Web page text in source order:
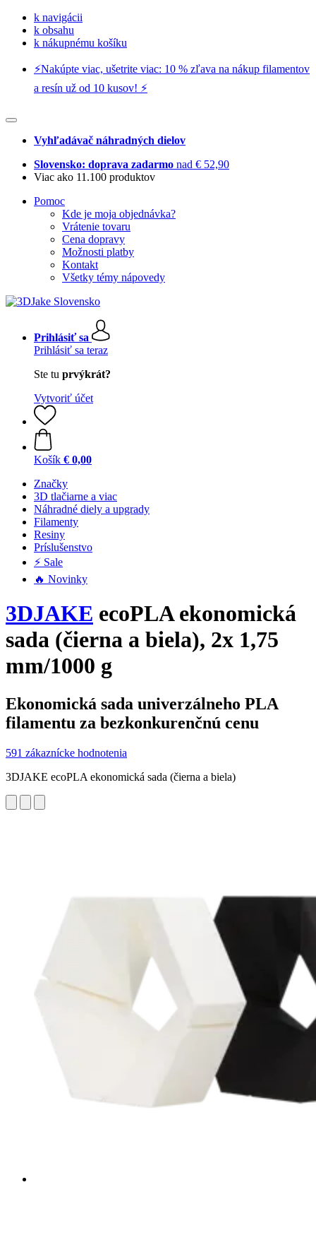
k navigácii
k obsahu
k nákupnému košíku
⚡️Nakúpte viac, ušetrite viac: 10 % zľava na nákup filamentov
a resín už od 10 kusov! ⚡️
Vyhľadávač náhradných dielov
Slovensko: doprava zadarmo nad € 52,90
Viac ako 11.100 produktov
Pomoc
Kde je moja objednávka?
Vrátenie tovaru
Cena dopravy
Možnosti platby
Kontakt
Všetky témy nápovedy
Prihlásiť sa
Prihlásiť sa teraz
Ste tu prvýkrát?
Vytvoriť účet
Košík € 0,00
Značky
3D tlačiarne a viac
Náhradné diely a upgrady
Filamenty
Resiny
Príslušenstvo
⚡ Sale
🔥 Novinky
3DJAKE ecoPLA ekonomická
sada (čierna a biela), 2x 1,75
mm/1000 g
Ekonomická sada univerzálneho PLA
filamentu za bezkonkurenčnú cenu
591 zákaznícke hodnotenia
3DJAKE ecoPLA ekonomická sada (čierna a biela)